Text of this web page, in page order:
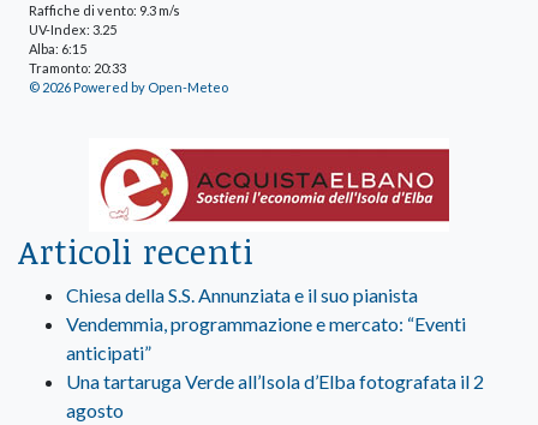
Raffiche di vento: 9.3 m/s
UV-Index: 3.25
Alba: 6:15
Tramonto: 20:33
© 2026 Powered by Open-Meteo
Articoli recenti
Chiesa della S.S. Annunziata e il suo pianista
Vendemmia, programmazione e mercato: “Eventi
anticipati”
Una tartaruga Verde all’Isola d’Elba fotografata il 2
agosto